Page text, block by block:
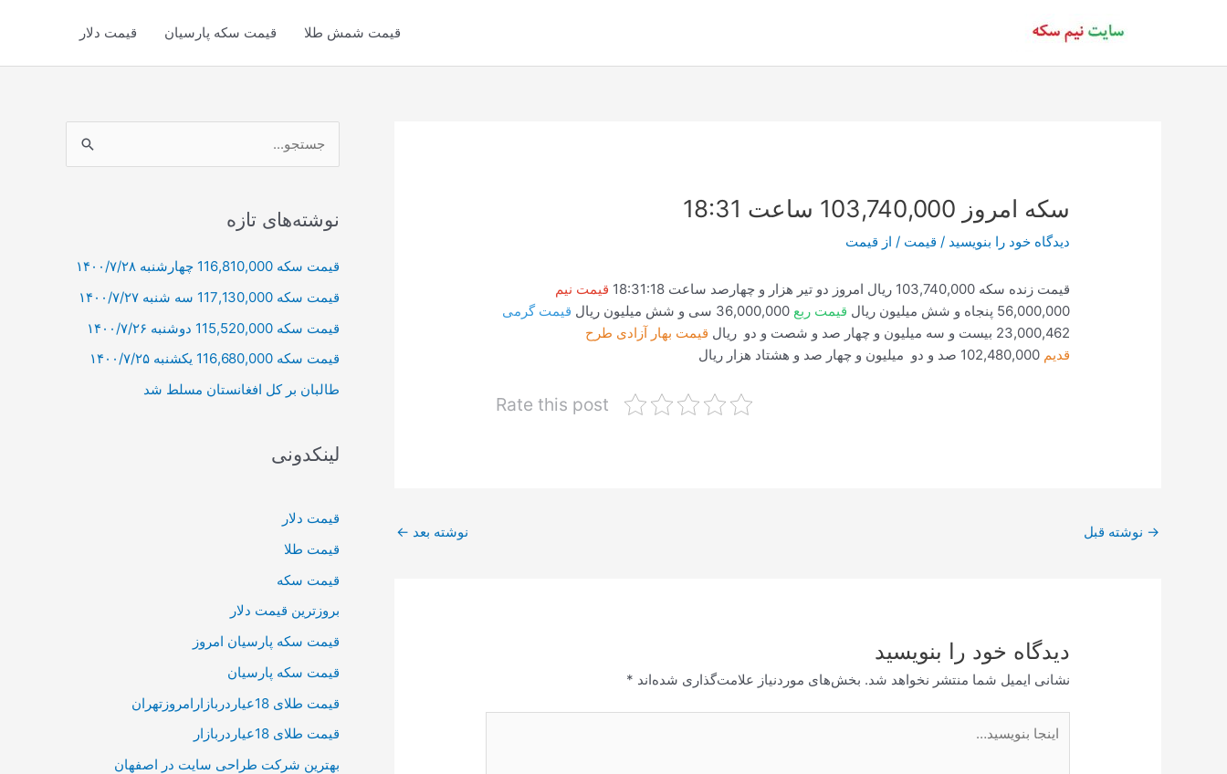
قیمت شمش طلا قیمت سکه پارسیان قیمت دلار
سکه امروز 103,740,000 ساعت 18:31
دیدگاه‌ خود را بنویسید / قیمت / از قیمت
قیمت زنده سکه 103,740,000 ریال امروز دو تیر هزار و چهارصد ساعت 18:31:18
قیمت نیم
56,000,000 پنجاه و شش میلیون ریال
قیمت ربع36,000,000 سی و شش میلیون ریال
قیمت گرمی
23,000,462 بیست و سه میلیون و چهار صد و شصت و دو ریال
قیمت بهار آزادی طرح
قدیم102,480,000 صد و دو میلیون و چهار صد و هشتاد هزار ریال
Rate this post
پیمایش
→ نوشته قبل نوشته بعد ←
دیدگاه‌ خود را بنویسید
نشانی ایمیل شما منتشر نخواهد شد. بخش‌های موردنیاز علامت‌گذاری شده‌اند *
بنویسید…
ج
ب
ر
ا
ی
نوشته‌های تازه
قیمت سکه 116,810,000 چهارشنبه ۱۴۰۰/۷/۲۸
قیمت سکه 117,130,000 سه شنبه ۱۴۰۰/۷/۲۷
قیمت سکه 115,520,000 دوشنبه ۱۴۰۰/۷/۲۶
قیمت سکه 116,680,000 یکشنبه ۱۴۰۰/۷/۲۵
طالبان بر كل افغانستان مسلط شد
لینکدونی
قیمت دلار
قیمت طلا
قیمت سکه
بروزترین قیمت دلار
قیمت سکه پارسیان امروز
قیمت سکه پارسیان
قیمت طلای 18عیاردربازارامروزتهران
قیمت طلای 18عیاردربازار
بهترین شرکت طراحی سایت در اصفهان